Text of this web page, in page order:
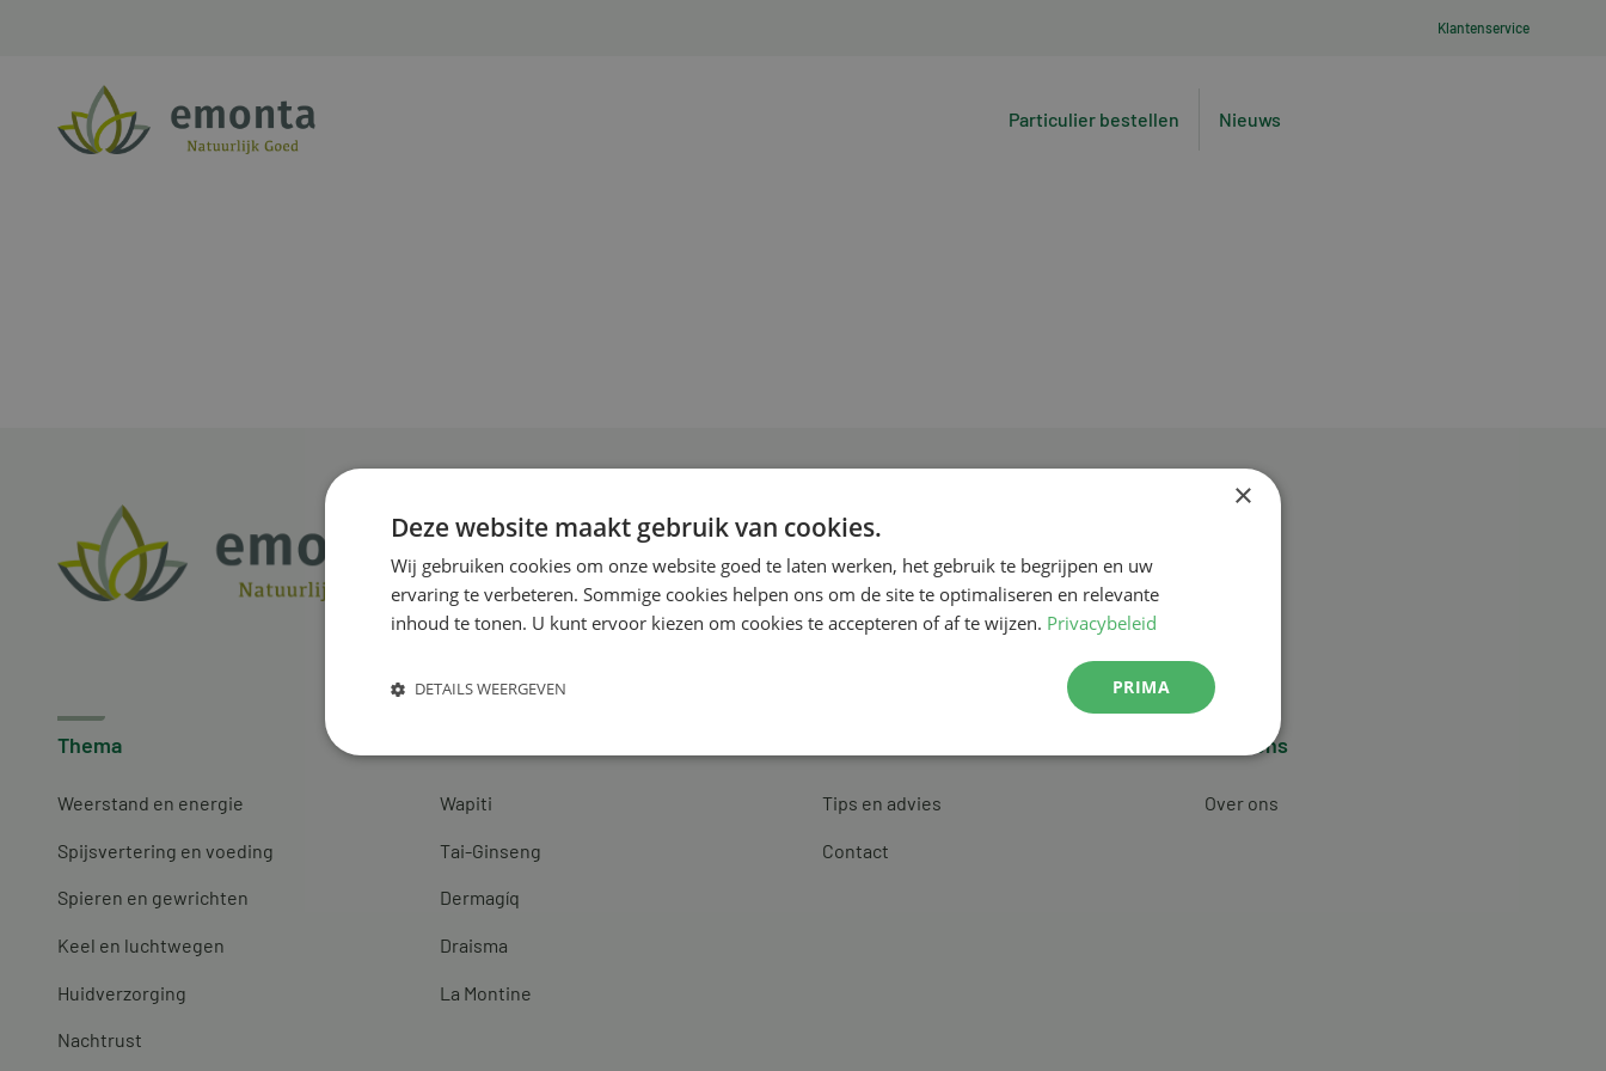
Klantenservice
Particulier bestellen Nieuws
Thema
Weerstand en energie
Spijsvertering en voeding
Spieren en gewrichten
Keel en luchtwegen
Huidverzorging
Nachtrust
Wapiti
Tai-Ginseng
Dermagíq
Draisma
La Montine
Tips en advies
Contact
Over ons
Over ons
×
Deze website maakt gebruik van cookies.
Wij gebruiken cookies om onze website goed te laten werken, het gebruik te begrijpen en uw
ervaring te verbeteren. Sommige cookies helpen ons om de site te optimaliseren en relevante
inhoud te tonen. U kunt ervoor kiezen om cookies te accepteren of af te wijzen. Privacybeleid
PRIMA
DETAILS WEERGEVEN